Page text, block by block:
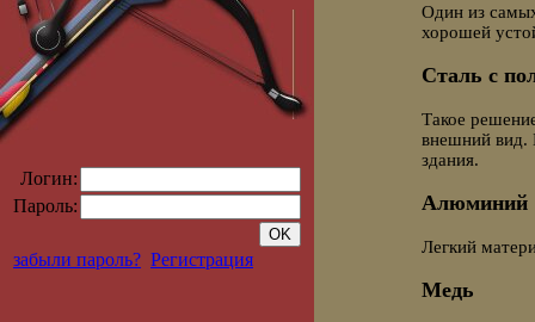
Логин:
Пароль:
забыли пароль? Регистрация
Один из
хорошей
Сталь с
Такое
внешний вид.
здания.
Алюминий
Легкий
Медь